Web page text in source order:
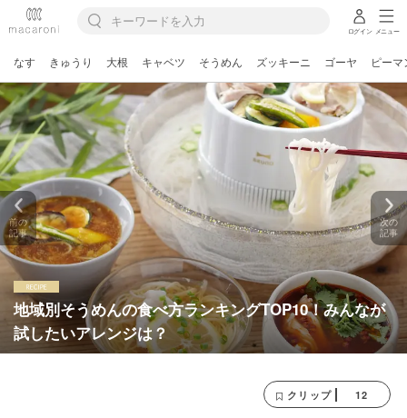
ログイン メニュー
なす きゅうり 大根 キャベツ そうめん ズッキーニ ゴーヤ ピーマ
地域別そうめんの食べ方ランキングTOP10！みんなが
試したいアレンジは？
前の
記事
次の
記事
クリップ 12